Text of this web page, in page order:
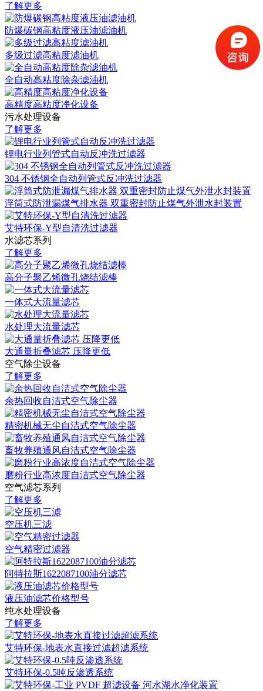
了解更多
防爆碳钢高粘度液压油滤油机
多级过滤高粘度滤油机
全自动高粘度除杂滤油机
高精度高粘度净化设备
污水处理设备
了解更多
锂电行业列管式自动反冲洗过滤器
304 不锈钢全自动列管式反冲洗过滤器
浮筒式防泄漏煤气排水器 双重密封防止煤气外泄水封装置
艾特环保-Y型自清洗过滤器
水滤芯系列
了解更多
高分子聚乙烯微孔烧结滤棒
一体式大流量滤芯
水处理大流量滤芯
大通量折叠滤芯 压降更低
空气除尘设备
了解更多
余热回收自洁式空气除尘器
精密机械无尘自洁式空气除尘器
畜牧养殖通风自洁式空气除尘器
磨粉行业高浓度自洁式空气除尘器
空气滤芯系列
了解更多
空压机三滤
空气精密过滤器
阿特拉斯1622087100油分滤芯
液压油滤芯价格型号
纯水处理设备
了解更多
艾特环保-地表水直接过滤超滤系统
艾特环保-0.5吨反渗透系统